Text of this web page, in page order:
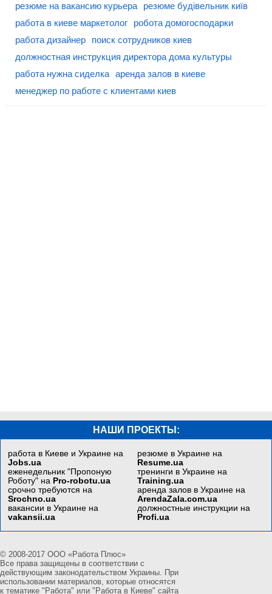
резюме на вакансию курьера
резюме будівельник київ
работа в киеве маркетолог
робота домогосподарки
работа дизайнер
поиск сотрудников киев
должностная инструкция директора дома культуры
работа нужна сиделка аренда залов в киеве
менеджер по работе с клиентами киев
НАШИ ПРОЕКТЫ:
работа в Киеве и Украине на
Jobs.ua
еженедельник "Пропоную
Роботу" на Pro-robotu.ua
срочно требуются на
Srochno.ua
вакансии в Украине на
vakansii.ua
резюме в Украине на
Resume.ua
тренинги в Украине на
Training.ua
аренда залов в Украине на
ArendaZala.com.ua
должностные инструкции на
Profi.ua
© 2008-2017 ООО «Работа Плюс»
Все права защищены в соответствии с
действующим законодательством Украины. При
использовании материалов, которые относятся
к тематике "Работа" или "Работа в Киеве" сайта